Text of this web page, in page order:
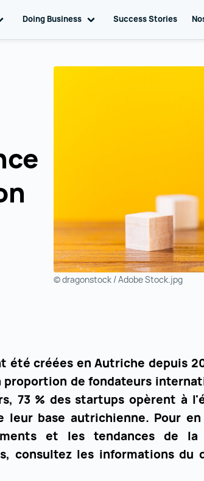
Toggle sub navigation
Doing Business Toggle sub navigation
Success Stories
© dragonstock / Adobe Stock.jpg
été créées en Autriche depuis
de fondateurs
73 % des startups opèrent à
base autrichienne. Pour en
et les tendances de la
consultez les informations du